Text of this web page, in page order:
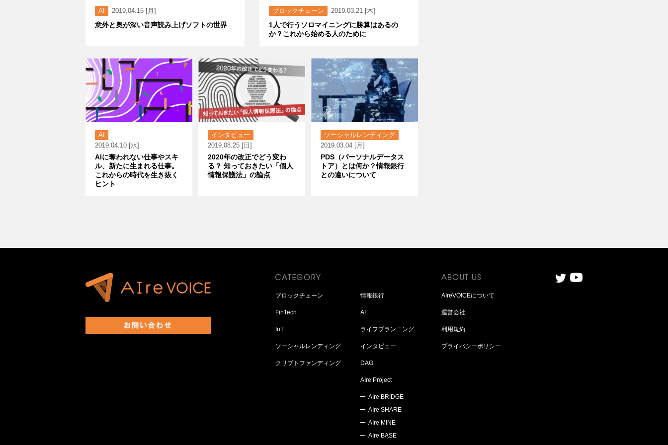
AI 2019.04.15 [月]
意外と奥が深い音声読み上げソフトの世界
ブロックチェーン 2019.03.21 [木]
1人で行うソロマイニングに勝算はあるの
か？これから始める人のために
AI
2019.04.10 [水]
AIに奪われない仕事やスキ
ル、新たに生まれる仕事。
これからの時代を生き抜く
ヒント
インタビュー
2019.08.25 [日]
2020年の改正でどう変わ
る？ 知っておきたい「個人
情報保護法」の論点
ソーシャルレンディング
2019.03.04 [月]
PDS（パーソナルデータス
トア）とは何か？情報銀行
との違いについて
ブロックチェーン
FinTech
IoT
ソーシャルレンディング
クリプトファンディング
情報銀行
AI
ライフプランニング
インタビュー
DAG
AIre Project
AIre BRIDGE
AIre SHARE
AIre MINE
AIre BASE
AIreVOICEについて
運営会社
利用規約
プライバシーポリシー